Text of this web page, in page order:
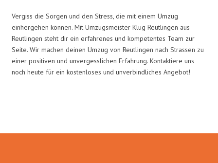
Vergiss die Sorgen und den Stress, die mit einem Umzug
einhergehen können. Mit Umzugsmeister Klug Reutlingen aus
Reutlingen steht dir ein erfahrenes und kompetentes Team zur
Seite. Wir machen deinen Umzug von Reutlingen nach Strassen zu
einer positiven und unvergesslichen Erfahrung. Kontaktiere uns
noch heute für ein kostenloses und unverbindliches Angebot!